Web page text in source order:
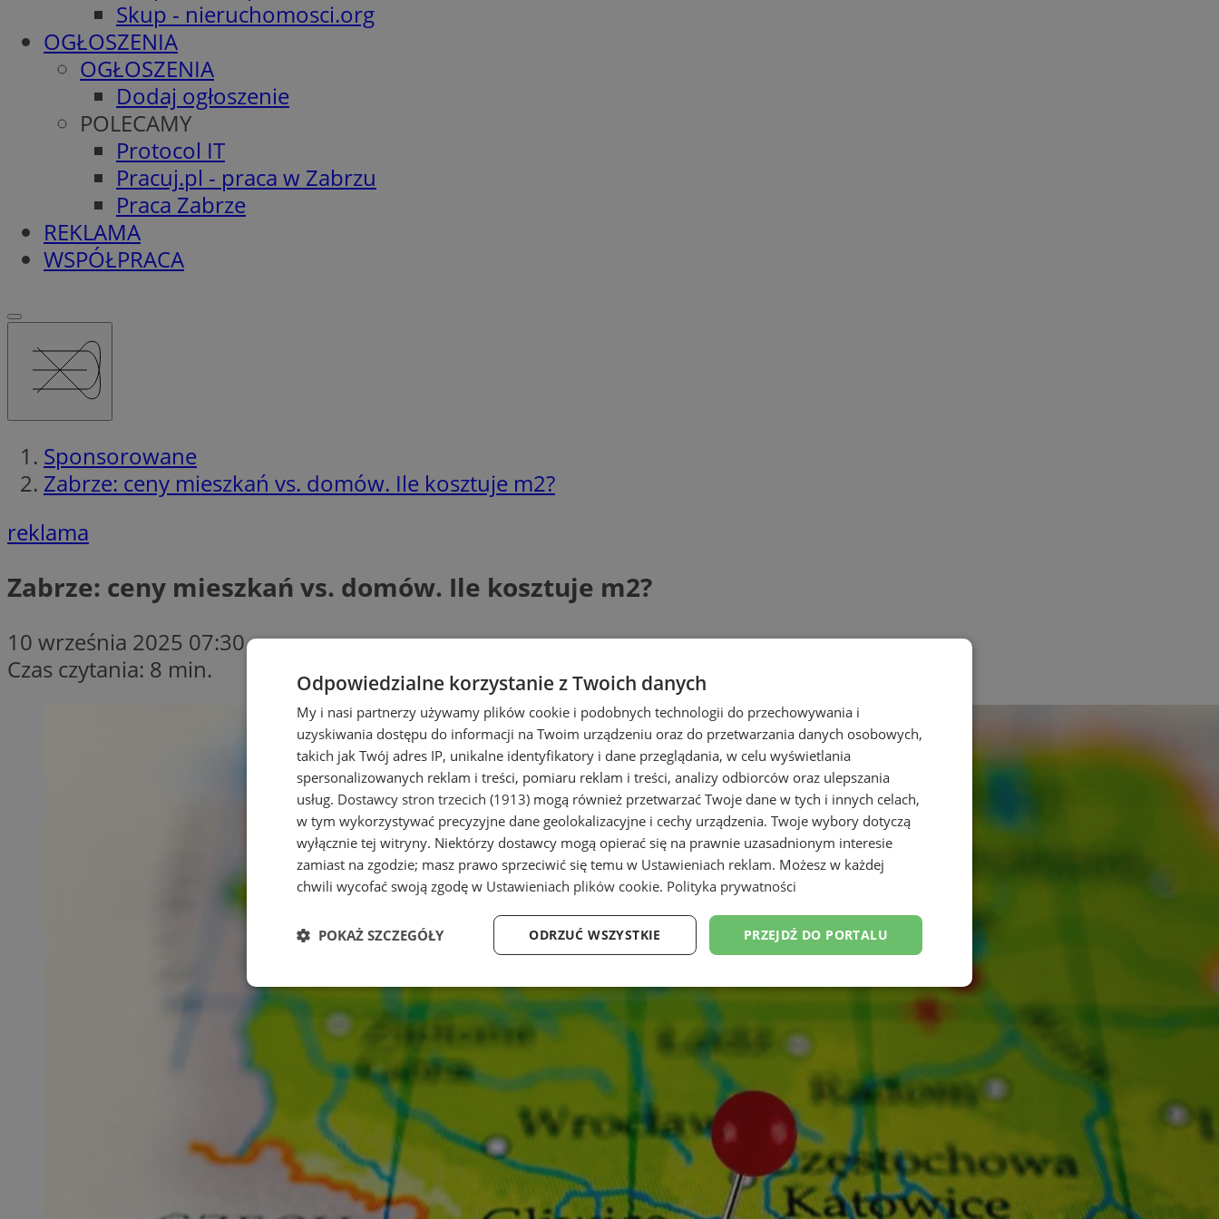
Skup - nieruchomosci.org
OGŁOSZENIA
OGŁOSZENIA
Dodaj ogłoszenie
POLECAMY
Protocol IT
Pracuj.pl - praca w Zabrzu
Praca Zabrze
REKLAMA
WSPÓŁPRACA
Sponsorowane
Zabrze: ceny mieszkań vs. domów. Ile kosztuje m2?
reklama
Zabrze: ceny mieszkań vs. domów. Ile kosztuje m2?
10 września 2025 07:30
Czas czytania: 8 min.
Odpowiedzialne korzystanie z Twoich danych
My i nasi partnerzy używamy plików cookie i podobnych technologii do przechowywania i
uzyskiwania dostępu do informacji na Twoim urządzeniu oraz do przetwarzania danych osobowych,
takich jak Twój adres IP, unikalne identyfikatory i dane przeglądania, w celu wyświetlania
spersonalizowanych reklam i treści, pomiaru reklam i treści, analizy odbiorców oraz ulepszania
usług. Dostawcy stron trzecich (1913) mogą również przetwarzać Twoje dane w tych i innych celach,
w tym wykorzystywać precyzyjne dane geolokalizacyjne i cechy urządzenia. Twoje wybory dotyczą
wyłącznie tej witryny. Niektórzy dostawcy mogą opierać się na prawnie uzasadnionym interesie
zamiast na zgodzie; masz prawo sprzeciwić się temu w Ustawieniach reklam. Możesz w każdej
chwili wycofać swoją zgodę w Ustawieniach plików cookie. Polityka prywatności
PRZEJDŹ DO PORTALU
ODRZUĆ WSZYSTKIE
POKAŻ SZCZEGÓŁY
Niezbędne Wydajność Targetowanie Funkcjonalność Niesklasyfikowane
Niezbędne Wydajność Targetowanie Funkcjonalność Niesklasyfikowane
Niezbędne pliki cookie umożliwiają korzystanie z podstawowych funkcji strony internetowej, takich jak logowanie użytkownika i
zarządzanie kontem. Bez niezbędnych plików cookie nie można prawidłowo korzystać ze strony internetowej.
Domena
Okres
przechowywania
Opis